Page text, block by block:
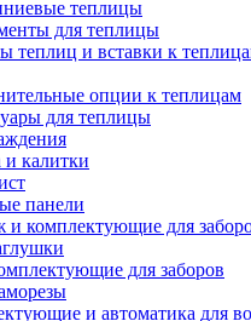
теплицы
для теплицы
теплиц и вставки к
опции к теплицам
для теплицы
и калитки
панели
и комплектующие для
для заборов
и автоматика для